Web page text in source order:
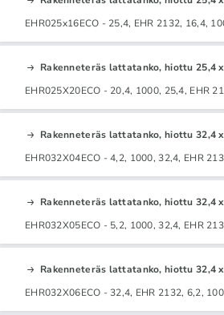
EHR025x16ECO - 25,4, EHR 2132, 16,4,
Rakenneteräs lattatanko, hiottu 25,4
EHR025X20ECO - 20,4, 1000, 25,4, EHR
Rakenneteräs lattatanko, hiottu 32,4
EHR032X04ECO - 4,2, 1000, 32,4, EHR
Rakenneteräs lattatanko, hiottu 32,4
EHR032X05ECO - 5,2, 1000, 32,4, EHR
Rakenneteräs lattatanko, hiottu 32,4
EHR032X06ECO - 32,4, EHR 2132, 6,2,